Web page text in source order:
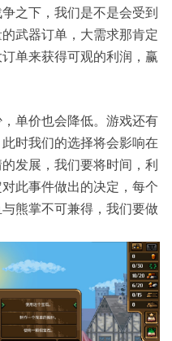
之下，我们是不是会受到
武器订单，大需求那肯定
单来获得可观的利润，赢
单价也会降低。游戏还有
时我们的选择将会影响在
发展，我们要将时间，利
此事件做出的决定，每个
熊掌不可兼得，我们要做